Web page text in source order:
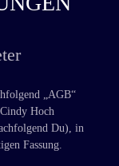
„AGB“
Hoch
Du), in
Fassung.